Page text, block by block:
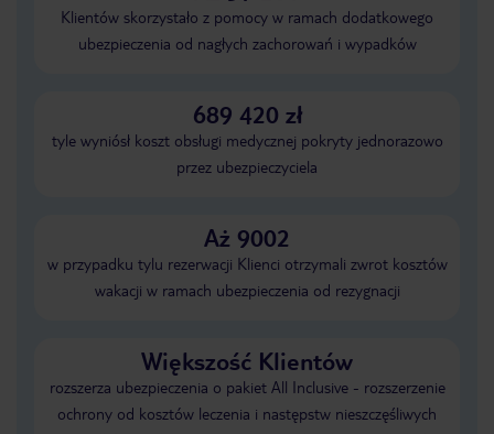
Klientów skorzystało z pomocy w ramach dodatkowego
ubezpieczenia od nagłych zachorowań i wypadków
689 420 zł
tyle wyniósł koszt obsługi medycznej pokryty jednorazowo
przez ubezpieczyciela
Aż 9002
w przypadku tylu rezerwacji Klienci otrzymali zwrot kosztów
wakacji w ramach ubezpieczenia od rezygnacji
Większość Klientów
rozszerza ubezpieczenia o pakiet All Inclusive - rozszerzenie
ochrony od kosztów leczenia i następstw nieszczęśliwych